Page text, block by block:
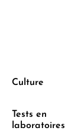
Culture
Tests en
laboratoires